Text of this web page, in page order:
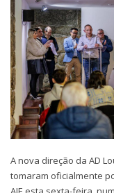
A nova direção da AD
tomaram oficialmente